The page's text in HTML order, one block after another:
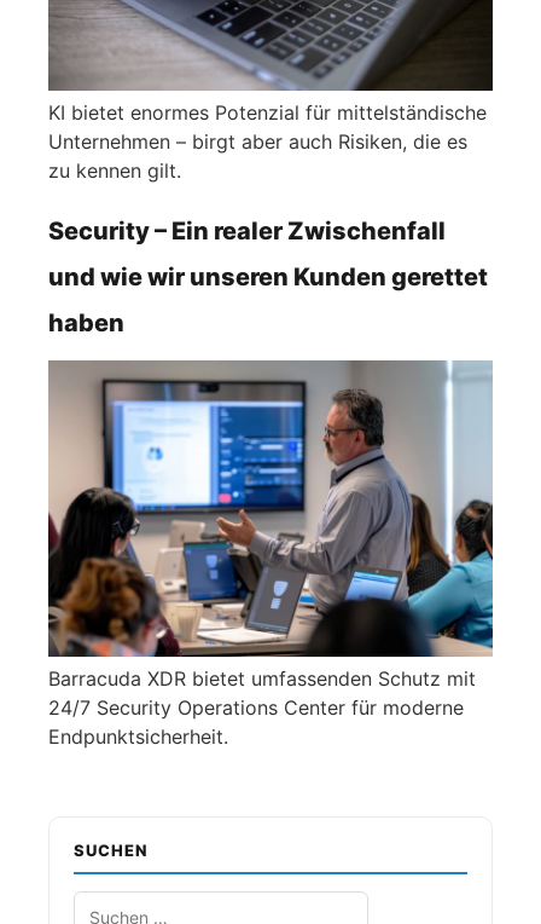
SUCHEN
KI bietet enormes Potenzial für mittelständische
Unternehmen – birgt aber auch Risiken, die es
zu kennen gilt.
Security – Ein realer Zwischenfall
und wie wir unseren Kunden gerettet
haben
Barracuda XDR bietet umfassenden Schutz mit
24/7 Security Operations Center für moderne
Endpunktsicherheit.